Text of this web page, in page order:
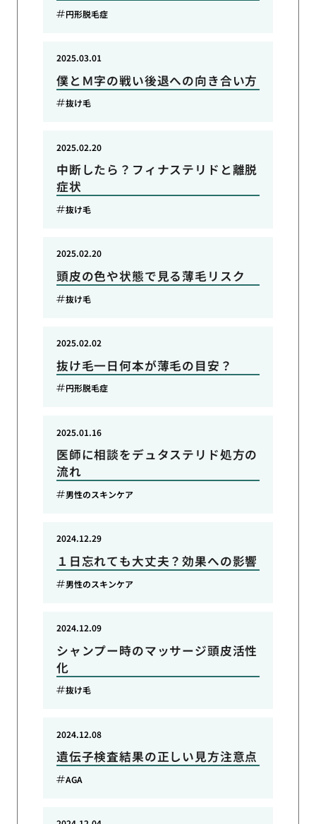
円形脱毛症
僕とＭ字の戦い後退への向き合い方
2025.03.01
抜け毛
中断したら？フィナステリドと離脱
症状
2025.02.20
抜け毛
頭皮の色や状態で見る薄毛リスク
2025.02.20
抜け毛
抜け毛一日何本が薄毛の目安？
2025.02.02
円形脱毛症
医師に相談をデュタステリド処方の
流れ
2025.01.16
男性のスキンケア
１日忘れても大丈夫？効果への影響
2024.12.29
男性のスキンケア
シャンプー時のマッサージ頭皮活性
化
2024.12.09
抜け毛
遺伝子検査結果の正しい見方注意点
2024.12.08
AGA